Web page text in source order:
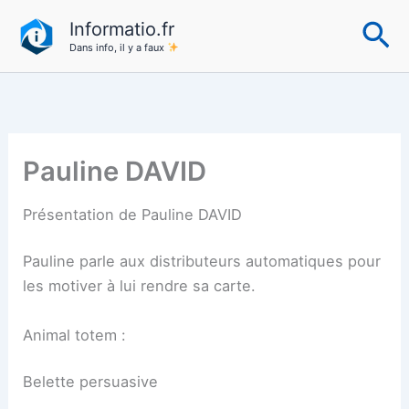
contenu
Informatio.fr
Dans info, il y a faux
Pauline DAVID
Présentation de Pauline DAVID
Pauline parle aux distributeurs automatiques pour
les motiver à lui rendre sa carte.
Animal totem :
Belette persuasive